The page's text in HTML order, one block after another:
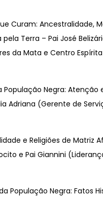
Curam: Ancestralidade,
Terra – Pai José
da Mata e Centro Espírita
População Negra: Atenção
Adriana (Gerente de
e Religiões de Matriz
e Pai Giannini
População Negra: Fatos